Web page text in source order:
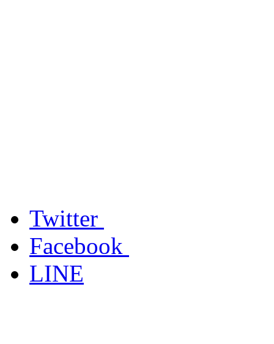
Twitter
Facebook
LINE